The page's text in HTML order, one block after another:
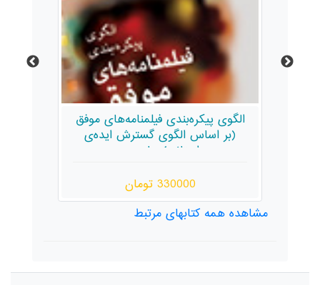
جستاری در پیکره‌بندی فیلمنامه‌های موفق
(بر اساس الگوی گسترش ایده‌ی
داستانی) چاپ دوم
مشاهده همه کتابهای مرتبط